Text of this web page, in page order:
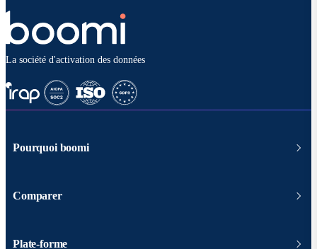
La société d'activation des données
Pourquoi boomi
Comparer
Plate-forme